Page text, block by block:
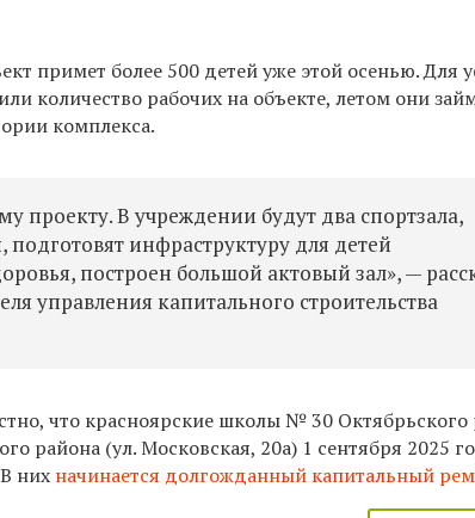
примет более 500 детей уже этой осенью. Для
количество рабочих на объекте, летом они
комплекса.
проекту. В учреждении будут два спортзала,
инфраструктуру для детей
построен большой актовый зал», —
управления капитального строительства
что красноярские школы № 30 Октябрьского
района (ул. Московская, 20а) 1 сентября 2025
них начинается долгожданный капитальный